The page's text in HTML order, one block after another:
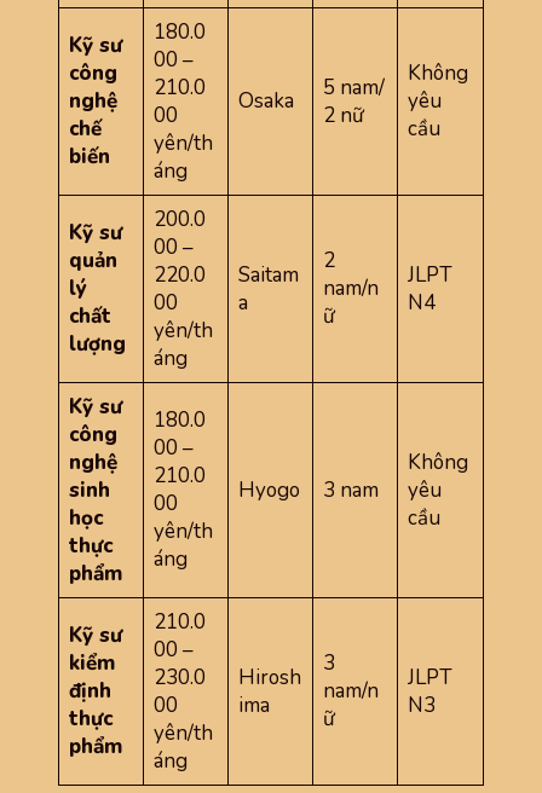
Kỹ sư
công
nghệ
chế
biến
180.0
00 –
210.0
00
yên/th
áng
Osaka
5 nam/
2 nữ
Không
yêu
cầu
Kỹ sư
quản
lý
chất
lượng
200.0
00 –
220.0
00
yên/th
áng
Saitam
a
2
nam/n
ữ
JLPT
N4
Kỹ sư
công
nghệ
sinh
học
thực
phẩm
180.0
00 –
210.0
00
yên/th
áng
Hyogo 3 nam
Không
yêu
cầu
Kỹ sư
kiểm
định
thực
phẩm
210.0
00 –
230.0
00
yên/th
áng
Hirosh
ima
3
nam/n
ữ
JLPT
N3